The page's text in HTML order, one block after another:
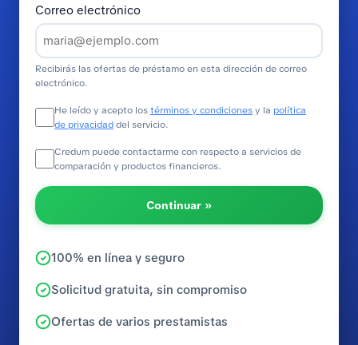
Correo electrónico
Recibirás las ofertas de préstamo en esta dirección de correo
electrónico.
He leído y acepto lostérminos y condicionesy la política
de privacidaddel servicio.
Credum puede contactarme con respecto a servicios de
comparación y productos financieros.
Continuar »
100% en línea y seguro
Solicitud gratuita, sin compromiso
Ofertas de varios prestamistas